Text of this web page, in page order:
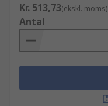
Kr. 513,73(ekskl. moms)
Antal